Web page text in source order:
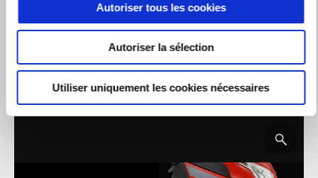
Autoriser tous les cookies
Autoriser la sélection
Utiliser uniquement les cookies nécessaires